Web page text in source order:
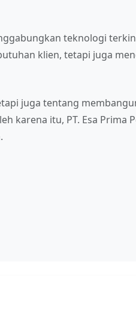
teknologi
klien, tetapi juga
juga tentang
karena itu, PT. Esa Prima